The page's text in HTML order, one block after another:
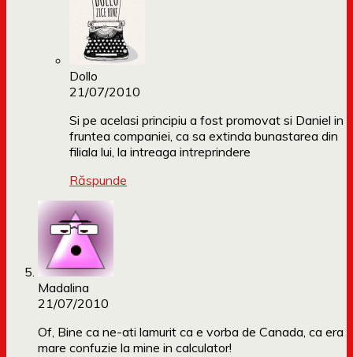
Dollo
21/07/2010
Si pe acelasi principiu a fost promovat si Daniel in
fruntea companiei, ca sa extinda bunastarea din
filiala lui, la intreaga intreprindere
Răspunde
Madalina
21/07/2010
Of, Bine ca ne-ati lamurit ca e vorba de Canada, ca era
mare confuzie la mine in calculator!